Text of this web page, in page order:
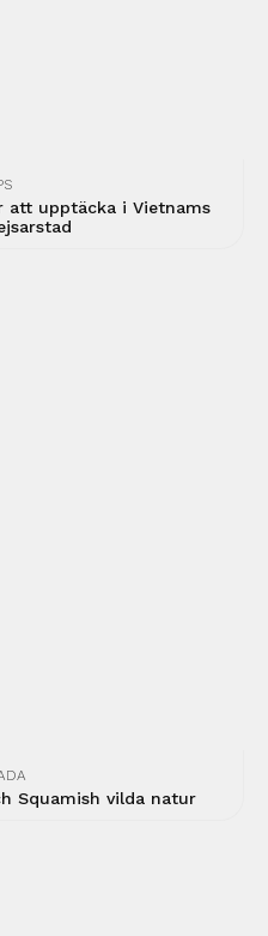
att upptäcka i Vietnams
Squamish vilda natur